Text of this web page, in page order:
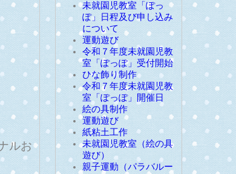
ルお
未就園児教室「ぽっ
ぽ」日程及び申し込み
について
運動遊び
令和７年度未就園児教
室「ぽっぽ」受付開始
ひな飾り制作
令和７年度未就園児教
室「ぽっぽ」開催日
絵の具制作
運動遊び
紙粘土工作
未就園児教室（絵の具
遊び）
親子運動（パラバルー